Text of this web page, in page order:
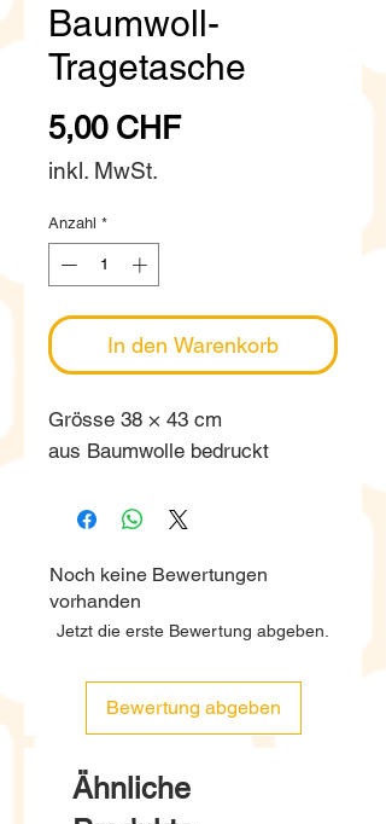
Baumwoll-
Tragetasche
5,00 CHFPreis
inkl. MwSt.
Anzahl *
In den Warenkorb
Grösse 38 × 43 cm
aus Baumwolle bedruckt
Noch keine Bewertungen
vorhanden
Jetzt die erste Bewertung abgeben.
Bewertung abgeben
Ähnliche